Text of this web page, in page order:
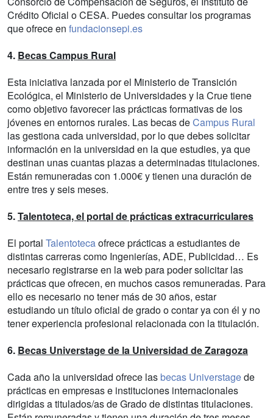
Crédito Oficial o CESA. Puedes consultar los programas
que ofrece en fundacionsepi.es
4. Becas Campus Rural
Esta iniciativa lanzada por el Ministerio de Transición
Ecológica, el Ministerio de Universidades y la Crue tiene
como objetivo favorecer las prácticas formativas de los
jóvenes en entornos rurales. Las becas deCampus Rural
las gestiona cada universidad, por lo que debes solicitar
información en la universidad en la que estudies, ya que
destinan unas cuantas plazas a determinadas titulaciones.
Están remuneradas con 1.000€ y tienen una duración de
entre tres y seis meses.
5.Talentoteca, el portal de prácticas extracurriculares
El portal Talentotecaofrece prácticas a estudiantes de
distintas carreras como Ingenierías, ADE, Publicidad… Es
necesario registrarse en la web para poder solicitar las
prácticas que ofrecen, en muchos casos remuneradas. Para
ello es necesario no tener más de 30 años, estar
estudiando un título oficial de grado o contar ya con él y no
tener experiencia profesional relacionada con la titulación.
6. Becas Universtage de la Universidad de Zaragoza
Cada año la universidad ofrece lasbecas Universtagede
prácticas en empresas e instituciones internacionales
dirigidas a titulados/as de Grado de distintas titulaciones.